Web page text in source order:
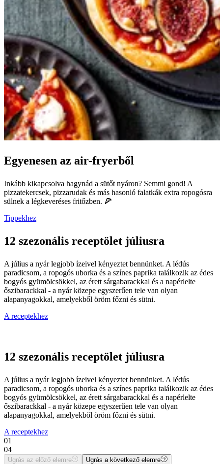
Egyenesen az air-fryerből
Inkább kikapcsolva hagynád a sütőt nyáron? Semmi gond! A
pizzatekercsek, pizzarudak és más hasonló falatkák extra ropogósra
sülnek a légkeveréses fritőzben. 🍕
Tippekhez
12 szezonális receptölet júliusra
A július a nyár legjobb ízeivel kényeztet bennünket. A lédús
paradicsom, a ropogós uborka és a színes paprika találkozik az édes
bogyós gyümölcsökkel, az érett sárgabarackkal és a napérlelte
őszibarackkal - a nyár közepe egyszerűen tele van olyan
alapanyagokkal, amelyekből öröm főzni és sütni.
A receptekhez
12 szezonális receptölet júliusra
A július a nyár legjobb ízeivel kényeztet bennünket. A lédús
paradicsom, a ropogós uborka és a színes paprika találkozik az édes
bogyós gyümölcsökkel, az érett sárgabarackkal és a napérlelte
őszibarackkal - a nyár közepe egyszerűen tele van olyan
alapanyagokkal, amelyekből öröm főzni és sütni.
A receptekhez
01
04
Ugrás az előző elemre Ugrás a következő elemre